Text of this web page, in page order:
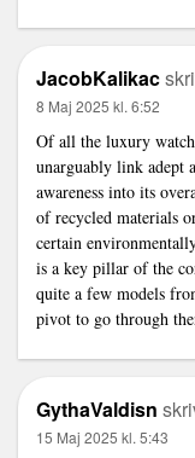
JacobKalikac
8 Maj 2025 kl. 6:52
Of all the luxury
unarguably link adept
awareness into its
of recycled materials
certain
is a key pillar of the
quite a few models
pivot to go through
GythaValdisn
15 Maj 2025 kl. 5:43